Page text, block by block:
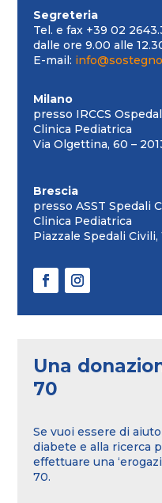
Segreteria
Tel. e fax +39 02
dalle ore 9.00 alle
E-mail:
Milano
presso IRCCS
Clinica Pediatrica
Via Olgettina, 60 –
Brescia
presso ASST Spedali
Clinica Pediatrica
Piazzale Spedali Civili,
Una
70
Se vuoi essere di
diabete e alla ricerca
effettuare una
70.